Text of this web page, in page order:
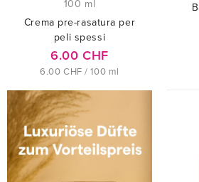
100 ml
Crema pre-rasatura per
peli spessi
6.00 CHF
6.00 CHF / 100 ml